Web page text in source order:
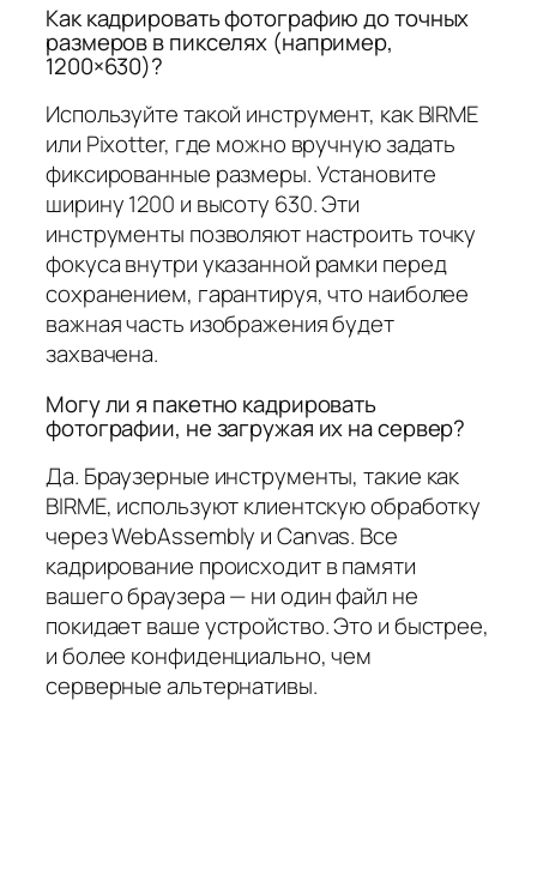
Как кадрировать фотографию до точных
размеров в пикселях (например,
1200×630)?
Используйте такой инструмент, как BIRME
или Pixotter, где можно вручную задать
фиксированные размеры. Установите
ширину 1200 и высоту 630. Эти
инструменты позволяют настроить точку
фокуса внутри указанной рамки перед
сохранением, гарантируя, что наиболее
важная часть изображения будет
захвачена.
Могу ли я пакетно кадрировать
фотографии, не загружая их на сервер?
Да. Браузерные инструменты, такие как
BIRME, используют клиентскую обработку
через WebAssembly и Canvas. Все
кадрирование происходит в памяти
вашего браузера — ни один файл не
покидает ваше устройство. Это и быстрее,
и более конфиденциально, чем
серверные альтернативы.